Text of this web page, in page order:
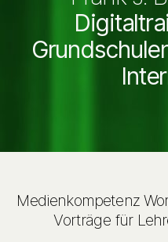
Medienkompetenz
Vorträge für